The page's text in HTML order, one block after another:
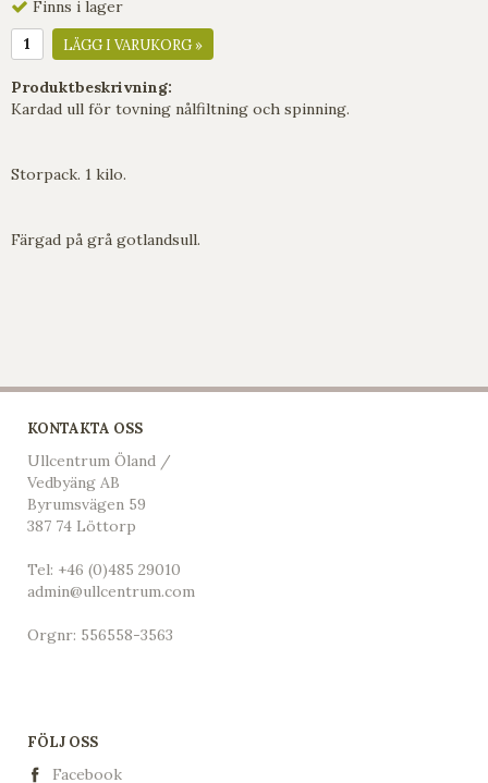
Finns i lager
LÄGG I VARUKORG »
Produktbeskrivning:
Kardad ull för tovning nålfiltning och spinning.
Storpack. 1 kilo.
Färgad på grå gotlandsull.
KONTAKTA OSS
Ullcentrum Öland /
Vedbyäng AB
Byrumsvägen 59
387 74 Löttorp
Tel: +46 (0)485 29010
admin@ullcentrum.com
Orgnr: 556558-3563
FÖLJ OSS
Facebook